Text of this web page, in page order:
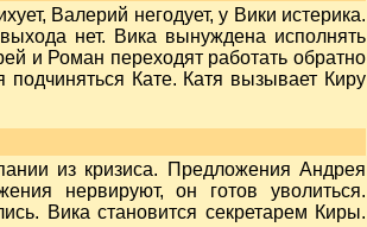
Валерий негодует, у Вики истерика.
нет. Вика вынуждена исполнять
и Роман переходят работать обратно
Кате. Катя вызывает Киру
из кризиса. Предложения Андрея
нервируют, он готов уволиться.
Вика становится секретарем Киры.